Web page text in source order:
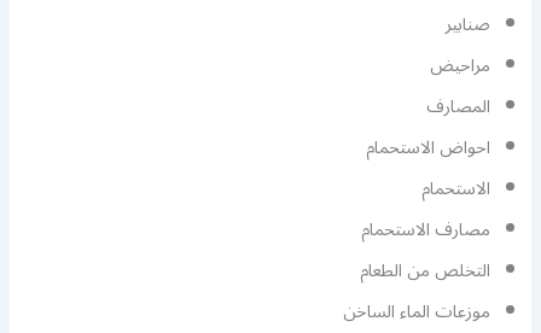
صنابير
مراحيض
المصارف
احواض الاستحمام
الاستحمام
مصارف الاستحمام
التخلص من الطعام
موزعات الماء الساخن